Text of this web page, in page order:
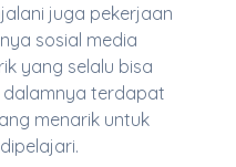
juga pekerjaan
sosial media
yang selalu bisa
dalamnya terdapat
menarik untuk